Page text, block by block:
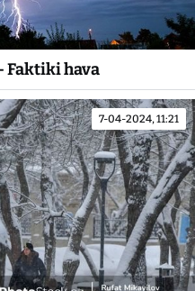
Faktiki hava
7-04-2024, 11:21